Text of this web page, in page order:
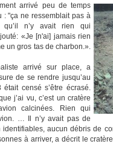
arrivé peu de temps
: "ça ne ressemblait pas à
qu’il n’y avait rien qui
«Je [n'ai] jamais rien
un gros tas de charbon.».
arrivé sur place, a
de se rendre jusqu’au
censé s’être écrasé.
j’ai vu, c’est un cratère
calcinées. Rien qui
… Il n’y avait pas de
identifiables, aucun débris de
à arriver, a décrit le